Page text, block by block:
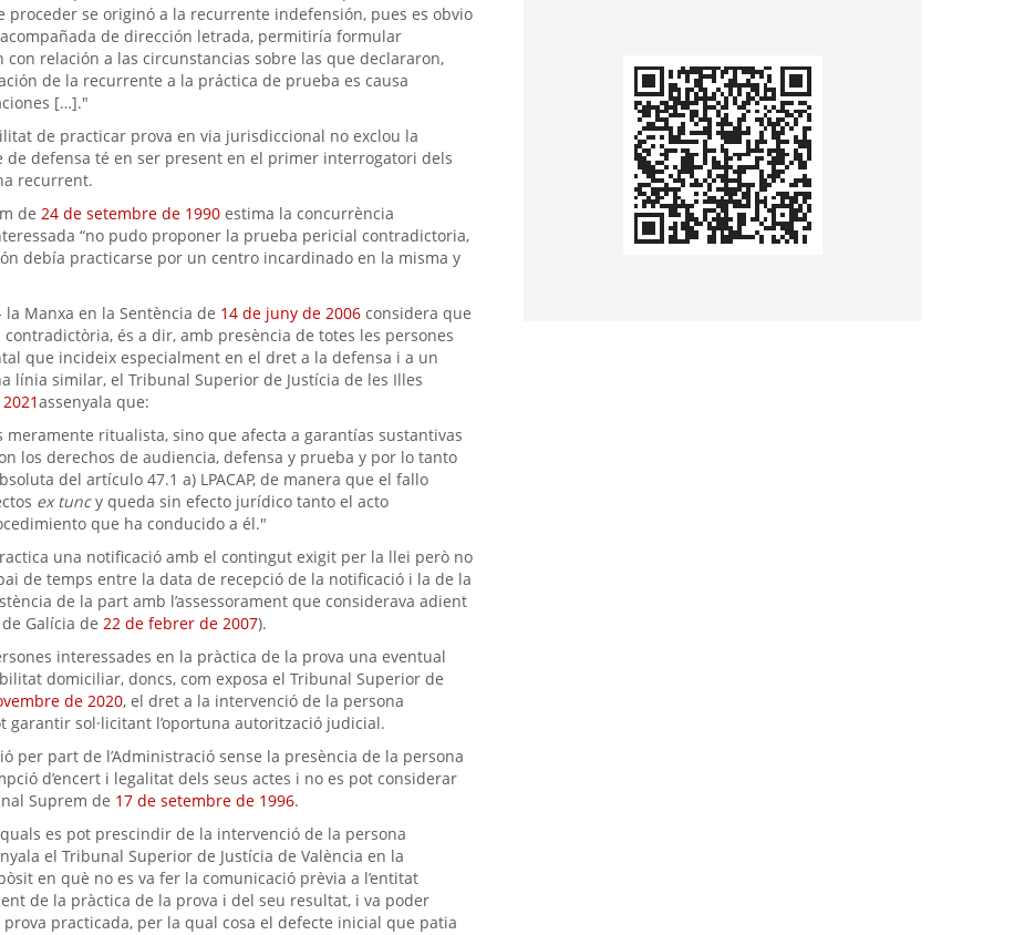
se originó a la recurrente indefensión, pues es obvio
de dirección letrada, permitiría formular
relación a las circunstancias sobre las que declararon,
de la recurrente a la práctica de prueba es causa
[…]."
de practicar prova en via jurisdiccional no exclou la
defensa té en ser present en el primer interrogatori dels
recurrent.
de 24 de setembre de 1990 estima la concurrència
“no pudo proponer la prueba pericial contradictoria,
debía practicarse por un centro incardinado en la misma y
Manxa en la Sentència de 14 de juny de 2006 considera que
és a dir, amb presència de totes les persones
que incideix especialment en el dret a la defensa i a un
línia similar, el Tribunal Superior de Justícia de les Illes
assenyala que:
ritualista, sino que afecta a garantías sustantivas
los derechos de audiencia, defensa y prueba y por lo tanto
del artículo 47.1 a) LPACAP, de manera que el fallo
ex tuncy queda sin efecto jurídico tanto el acto
que ha conducido a él."
una notificació amb el contingut exigit per la llei però no
de temps entre la data de recepció de la notificació i la de la
de la part amb l’assessorament que considerava adient
Galícia de 22 de febrer de 2007).
interessades en la pràctica de la prova una eventual
domiciliar, doncs, com exposa el Tribunal Superior de
de 2020, el dret a la intervenció de la persona
sol·licitant l’oportuna autorització judicial.
per part de l’Administració sense la presència de la persona
d’encert i legalitat dels seus actes i no es pot considerar
Suprem de 17 de setembre de 1996.
es pot prescindir de la intervenció de la persona
el Tribunal Superior de Justícia de València en la
en què no es va fer la comunicació prèvia a l’entitat
de la pràctica de la prova i del seu resultat, i va poder
practicada, per la qual cosa el defecte inicial que patia